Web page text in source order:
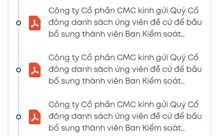
LIỆU HỌP ĐHĐCĐ THƯỜNG NIÊN NĂM 2024
(Tờ trình miễn nhiệm và bầu bổ sung TV –
6:07 PM
THÔNG BÁO MỜI HỌP VÀ ĐƯỜNG DẪN TÀI
LIỆU HỌP ĐHĐCĐ THƯỜNG NIÊN NĂM 2024
ứng cử TV – BKS)
02/04/2024
6:07 PM
Xem PDF
Công ty Cổ phần CMC kính gửi Quý Cổ
đông danh sách ứng viên đề cử để bầu
bổ sung thành viên Ban Kiểm soát
Huyền)
Công ty Cổ phần CMC kính gửi Quý Cổ
đông danh sách ứng viên đề cử để bầu
bổ sung thành viên Ban Kiểm soát
Huyền)
Công ty Cổ phần CMC kính gửi Quý Cổ
đông danh sách ứng viên đề cử để bầu
bổ sung thành viên Ban Kiểm soát